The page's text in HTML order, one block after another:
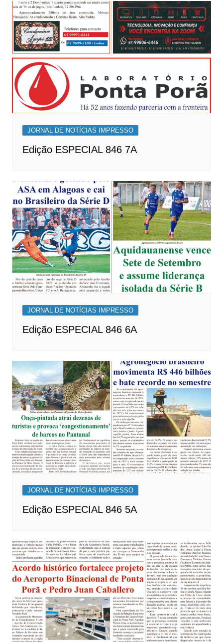
JORNAL DE NOTÍCIAS IMPRESSO
Edição ESPECIAL 846 7A
JORNAL DE NOTÍCIAS IMPRESSO
Edição ESPECIAL 846 6A
JORNAL DE NOTÍCIAS IMPRESSO
Edição ESPECIAL 846 5A